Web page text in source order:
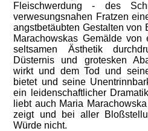
Fleischwerdung - des
verwesungsnahen Fratzen
angstbetäubten Gestalten von
Marachowskas Gemälde von
seltsamen Ästhetik
Düsternis und grotesken
wirkt und dem Tod und
bietet und seine
ein leidenschaftlicher
liebt auch Maria
zeigt und bei aller
Würde nicht.